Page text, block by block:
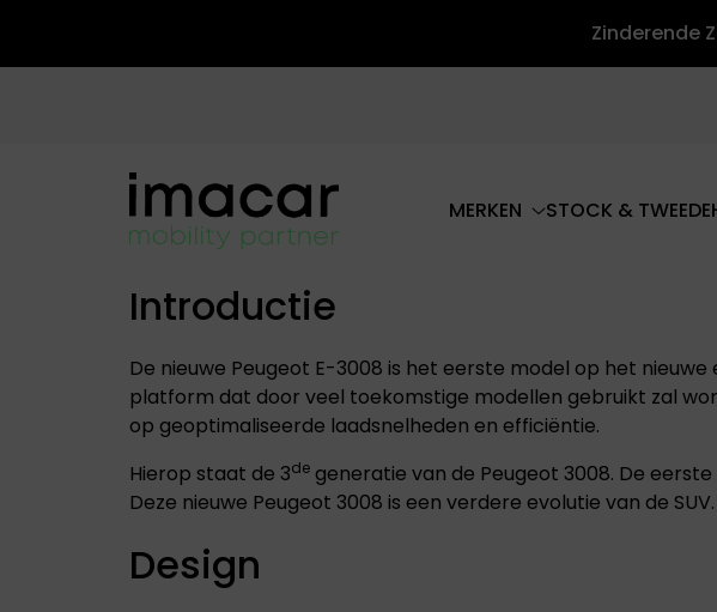
Zinderende
MERKEN
Abarth staat bekend
STOCK &
Introductie
De nieuwe Peugeot E-3008 is het eerste model op het
platform dat door veel toekomstige modellen gebruikt zal
op geoptimaliseerde laadsnelheden en efficiëntie.
Hierop staat de 3de generatie van de Peugeot 3008. De
Deze nieuwe Peugeot 3008 is een verdere evolutie van de SUV.
Design